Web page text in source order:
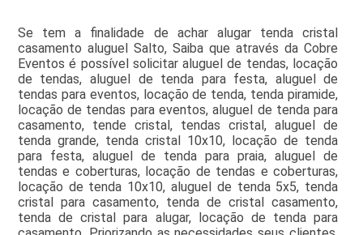
Se tem a finalidade de achar alugar tenda cristal
casamento aluguel Salto, Saiba que através da Cobre
Eventos é possível solicitar aluguel de tendas, locação
de tendas, aluguel de tenda para festa, aluguel de
tendas para eventos, locação de tenda, tenda piramide,
locação de tendas para eventos, aluguel de tenda para
casamento, tende cristal, tendas cristal, aluguel de
tenda grande, tenda cristal 10x10, locação de tenda
para festa, aluguel de tenda para praia, aluguel de
tendas e coberturas, locação de tendas e coberturas,
locação de tenda 10x10, aluguel de tenda 5x5, tenda
cristal para casamento, tenda de cristal casamento,
tenda de cristal para alugar, locação de tenda para